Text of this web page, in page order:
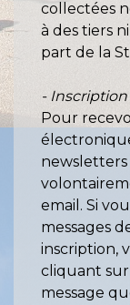
collectées
à des tiers
part de la
-
Pour
newsletters
email. Si
messages
inscription,
cliquant
message